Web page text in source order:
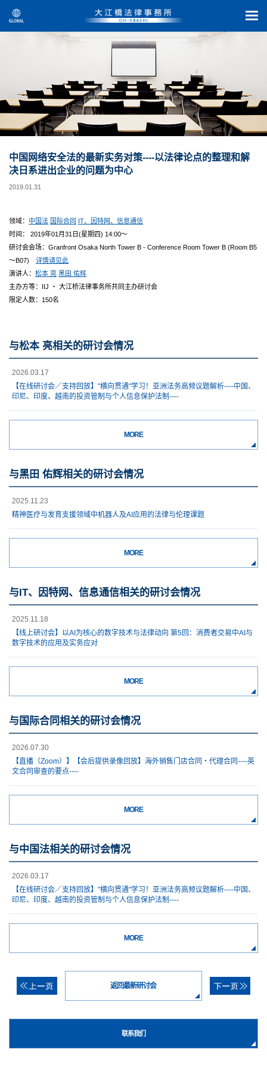
中国网络安全法的最新实务对策----以法律论点的整理和解
决日系进出企业的问题为中心
2019.01.31
领域： 中国法 国际合同 IT、因特网、信息通信
时间： 2019年01月31日(星期四) 14:00～
研讨会会场：Granfront Osaka North Tower B - Conference Room Tower B (Room B5
～B07) 详情请见此
演讲人： 松本 亮 黑田 佑辉
主办方等：IIJ ・ 大江桥法律事务所共同主办研讨会
限定人数：150名
与松本 亮相关的研讨会情况
2026.03.17
【在线研讨会／支持回放】"横向贯通"学习！亚洲法务高频议题解析----中国、
印尼、印度、越南的投资管制与个人信息保护法制----
MORE
与黑田 佑辉相关的研讨会情况
2025.11.23
精神医疗与发育支援领域中机器人及AI应用的法律与伦理课题
MORE
与IT、因特网、信息通信相关的研讨会情况
2025.11.18
【线上研讨会】以AI为核心的数字技术与法律动向 第5回：消费者交易中AI与
数字技术的应用及实务应对
MORE
与国际合同相关的研讨会情况
2026.07.30
【直播（Zoom）】【会后提供录像回放】海外销售门店合同・代理合同----英
文合同审查的要点----
MORE
与中国法相关的研讨会情况
2026.03.17
【在线研讨会／支持回放】"横向贯通"学习！亚洲法务高频议题解析----中国、
印尼、印度、越南的投资管制与个人信息保护法制----
MORE
返回最新研讨会
联系我们